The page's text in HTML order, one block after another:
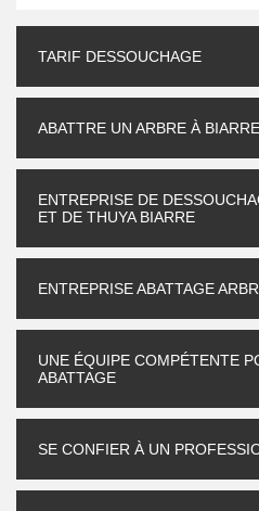
TARIF DESSOUCHAGE
ABATTRE UN ARBRE À BIARRE
ENTREPRISE DE
ET DE THUYA BIARRE
ENTREPRISE ABATTAGE
UNE ÉQUIPE COMPÉTENTE
ABATTAGE
SE CONFIER À UN